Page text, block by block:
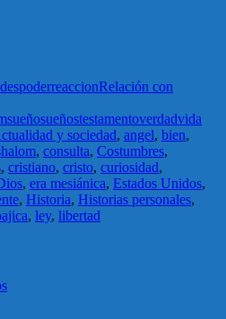
poderreaccionRelación con
sueñosueñostestamentoverdadvida
y sociedad, angel, bien,
, consulta, Costumbres,
, cristiano, cristo, curiosidad,
, era mesiánica, Estados Unidos,
, Historia, Historias personales,
, ley, libertad